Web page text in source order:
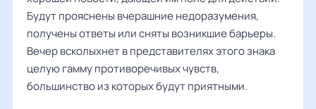
Будут прояснены вчерашние недоразумения,
получены ответы или сняты возникшие барьеры.
Вечер всколыхнет в представителях этого знака
целую гамму противоречивых чувств,
большинство из которых будут приятными.